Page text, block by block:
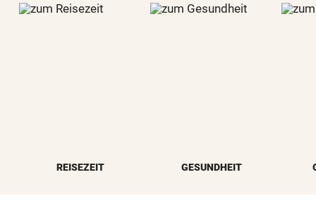
REISEZEIT GESUNDHEIT